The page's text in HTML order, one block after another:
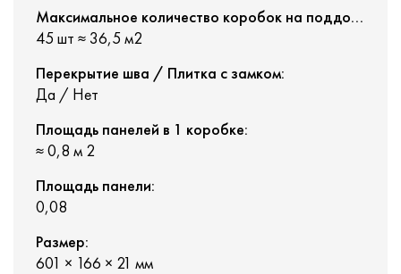
Максимальное количество коробок на поддоне:
45 шт ≈ 36,5 м2
Перекрытие шва / Плитка с замком:
Да / Нет
Площадь панелей в 1 коробке:
≈ 0,8 м 2
Площадь панели:
0,08
Размер:
601 × 166 × 21 мм